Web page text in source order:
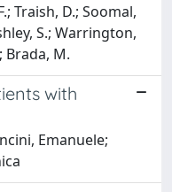
Traish, D.; Soomal,
S.; Warrington,
Brada, M.
with
Emanuele;